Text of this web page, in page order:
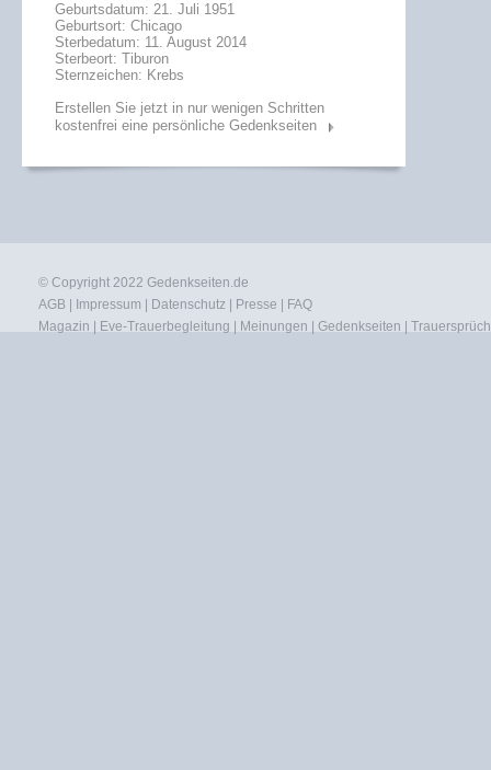
Geburtsdatum: 21. Juli 1951
Geburtsort: Chicago
Sterbedatum: 11. August 2014
Sterbeort: Tiburon
Sternzeichen: Krebs
Erstellen Sie jetzt in nur wenigen Schritten
kostenfrei eine persönliche Gedenkseiten
© Copyright 2022 Gedenkseiten.de
AGB
Impressum Datenschutz Presse
FAQ
Magazin
Eve-Trauerbegleitung Meinungen Gedenkseiten